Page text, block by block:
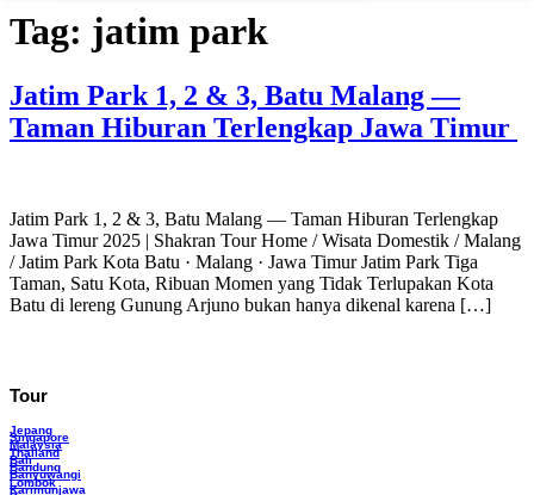
Tag: jatim park
Jatim Park 1, 2 & 3, Batu Malang —
Taman Hiburan Terlengkap Jawa Timur
Jatim Park 1, 2 & 3, Batu Malang — Taman Hiburan Terlengkap
Jawa Timur 2025 | Shakran Tour Home / Wisata Domestik / Malang
/ Jatim Park Kota Batu · Malang · Jawa Timur Jatim Park Tiga
Taman, Satu Kota, Ribuan Momen yang Tidak Terlupakan Kota
Batu di lereng Gunung Arjuno bukan hanya dikenal karena […]
Tour
Jepang
Singapore
Malaysia
Thailand
Bali
Bandung
Banyuwangi
Lombok
Karimunjawa